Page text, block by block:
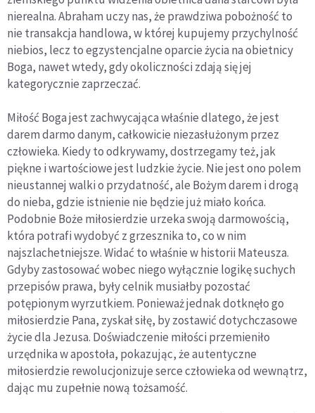
nierealna. Abraham uczy nas, że prawdziwa pobożność to
nie transakcja handlowa, w której kupujemy przychylność
niebios, lecz to egzystencjalne oparcie życia na obietnicy
Boga, nawet wtedy, gdy okoliczności zdają się jej
kategorycznie zaprzeczać.
Miłość Boga jest zachwycająca właśnie dlatego, że jest
darem darmo danym, całkowicie niezasłużonym przez
człowieka. Kiedy to odkrywamy, dostrzegamy też, jak
piękne i wartościowe jest ludzkie życie. Nie jest ono polem
nieustannej walki o przydatność, ale Bożym darem i drogą
do nieba, gdzie istnienie nie będzie już miało końca.
Podobnie Boże miłosierdzie urzeka swoją darmowością,
która potrafi wydobyć z grzesznika to, co w nim
najszlachetniejsze. Widać to właśnie w historii Mateusza.
Gdyby zastosować wobec niego wyłącznie logikę suchych
przepisów prawa, były celnik musiałby pozostać
potępionym wyrzutkiem. Ponieważ jednak dotknęło go
miłosierdzie Pana, zyskał siłę, by zostawić dotychczasowe
życie dla Jezusa. Doświadczenie miłości przemieniło
urzędnika w apostoła, pokazując, że autentyczne
miłosierdzie rewolucjonizuje serce człowieka od wewnątrz,
dając mu zupełnie nową tożsamość.